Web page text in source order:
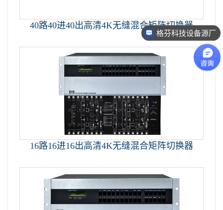
40路40进40出高清4K无缝混合矩阵切换器
16路16进16出高清4K无缝混合矩阵切换器
格芬科技设备源厂
020-34702140